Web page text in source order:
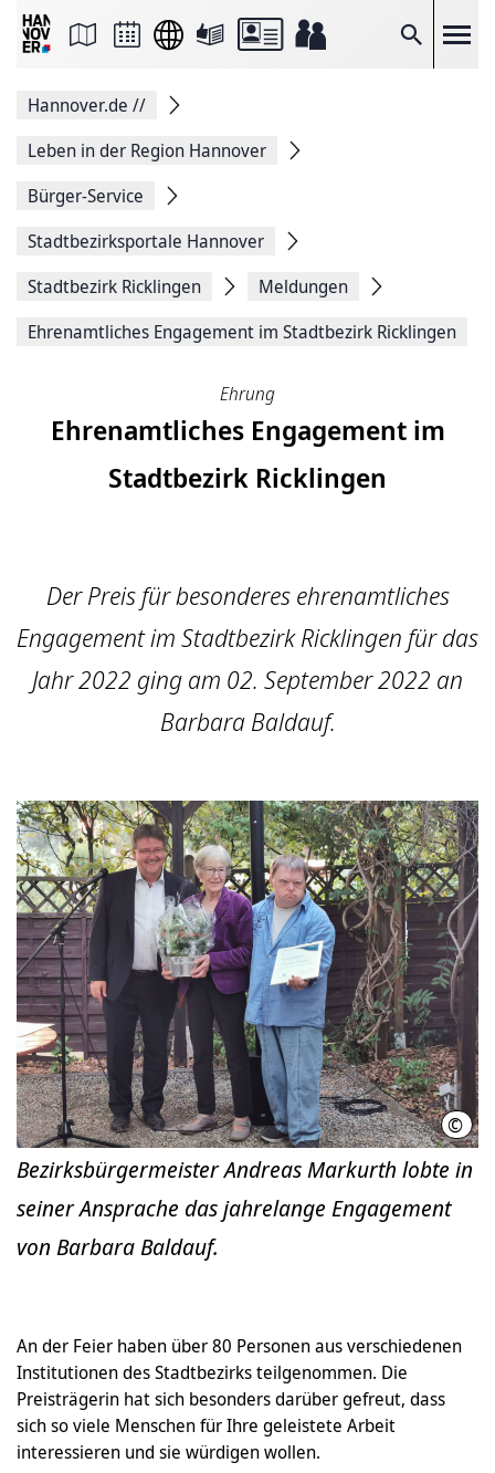
Suche
Seite
Facebook
teilen
Seitenlink
Seite
Hannover.de //
Leben in der Region Hannover
Bürger-Service
Stadtbezirksportale Hannover
Stadtbezirk Ricklingen
Meldungen
Ehrenamtliches Engage­ment im Stadtbezirk Ricklingen
Ehrung
Ehrenamtliches Engage­ment im
Stadtbezirk Ricklingen
Der Preis für besonderes ehrenamtliches
Engagement im Stadtbezirk Ricklingen für das
Jahr 2022 ging am 02. September 2022 an
Barbara Baldauf.
© LHH
Bezirksbürgermeister Andreas Markurth lobte in
seiner Ansprache das jahrelange Engagement
von Barbara Baldauf.
An der Feier haben über 80 Personen aus verschiedenen
Institutionen des Stadtbezirks teilgenommen. Die
Preisträgerin hat sich besonders darüber gefreut, dass
sich so viele Menschen für Ihre geleistete Arbeit
interessieren und sie würdigen wollen.